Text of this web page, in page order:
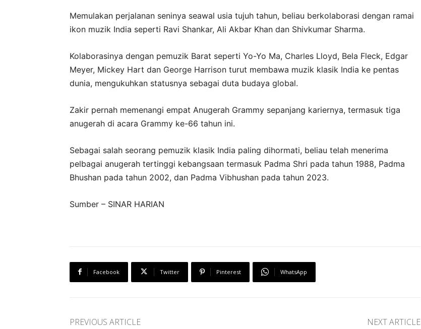
Memulakan perjalanan seninya seawal usia tujuh tahun, beliau berkolaborasi dengan ramai
ikon muzik India seperti Ravi Shankar, Ali Akbar Khan dan Shivkumar Sharma.
Kolaborasinya dengan pemuzik Barat seperti Yo-Yo Ma, Charles Lloyd, Bela Fleck, Edgar
Meyer, Mickey Hart dan George Harrison turut membawa muzik klasik India ke pentas
dunia, mengukuhkan statusnya sebagai duta budaya global.
Zakir pernah memenangi empat Anugerah Grammy sepanjang kariernya, termasuk tiga
anugerah di acara Grammy ke-66 tahun ini.
Sebagai salah seorang pemuzik klasik India paling dihormati, beliau telah menerima
pelbagai anugerah tertinggi kebangsaan termasuk Padma Shri pada tahun 1988, Padma
Bhushan pada tahun 2002, dan Padma Vibhushan pada tahun 2023.
Sumber – SINAR HARIAN
Facebook Twitter Pinterest WhatsApp
PREVIOUS ARTICLE
NEXT ARTICLE